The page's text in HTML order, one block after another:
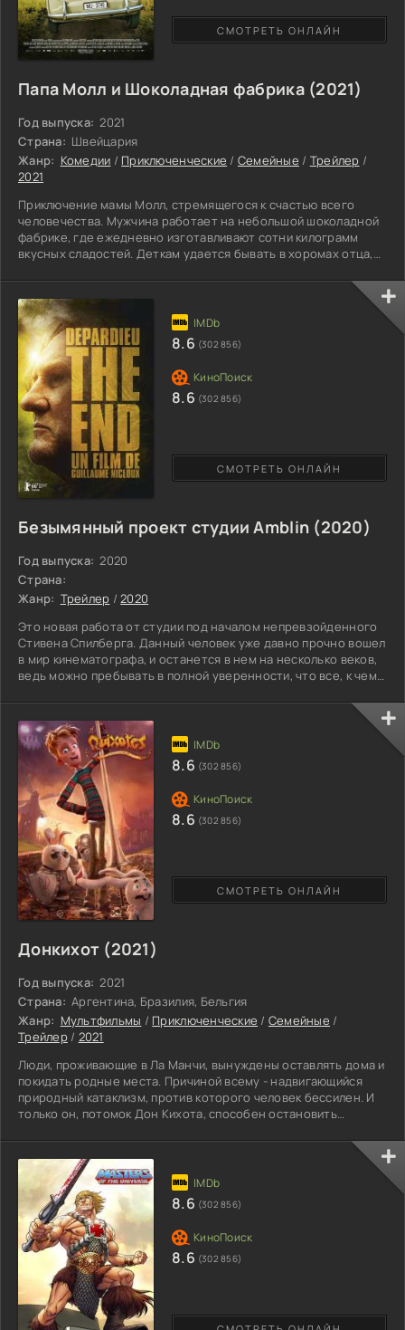
Папа Молл и Шоколадная фабрика (2021)
Год выпуска: 2021
Страна: Швейцария
Жанр: Комедии / Приключенческие / Семейные / Трейлер /
2021
Приключение мамы Молл, стремящегося к счастью всего
человечества. Мужчина работает на небольшой шоколадной
фабрике, где ежедневно изготавливают сотни килограмм
вкусных сладостей. Деткам удается бывать в хоромах отца,
вкуснейшими творениями. Предводитель семьи трудиться на
службе, получая деньги, чтобы прокормить поколения, его
проказники попадают в неприятность. Босс со своими
отпрысками является серьезным конкурентом. Каждый с
героев желает
СМОТРЕТЬ ОНЛАЙН
Безымянный проект студии Amblin (2020)
Год выпуска: 2020
Страна:
Жанр: Трейлер /2020
Это новая работа от студии под началом непревзойденного
Стивена Спилберга. Данный человек уже давно прочно вошел
в мир кинематографа, и останется в нем на несколько веков,
ведь можно пребывать в полной уверенности, что все, к чему
увлекательным, профессионально проработанным. О сюжете
ничего не известно, но можно сказать с уверенностью, что
зрители увидят нечто прекрасное. До дня премьеры
осталось мало времени, и уже скоро мы сможем лично
СМОТРЕТЬ ОНЛАЙН
8.6 (302 856)
8.6 (302 856)
Донкихот (2021)
Год выпуска: 2021
Страна: Аргентина, Бразилия, Бельгия
Жанр: Мультфильмы / Приключенческие / Семейные /
Трейлер/ 2021
Люди, проживающие в Ла Манчи, вынуждены оставлять дома и
покидать родные места. Причиной всему - надвигающийся
природный катаклизм, против которого человек бессилен. И
только он, потомок Дон Кихота, способен остановить
юного спасителя, который в силу своего возраста
бесстрашен и готов совершить любые подвиги.
Одиннадцатилетний Альфонсо выясняет, что шторм - это не
стихийное бедствие, а происки темных сил. Вместе со своими
верными друзьями
СМОТРЕТЬ ОНЛАЙН
8.6 (302 856)
8.6 (302 856)
8.6 (302 856)
8.6 (302 856)